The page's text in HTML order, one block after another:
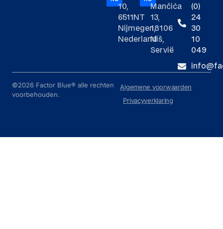
10,
6511NT
Nijmegen,
Nederland
Mančića
13,
18106
Niš,
Servië
(0)
24
30
10
049
©2026 Factor Blue® alle rechten
voorbehouden.
Algemene voorwaarden
Privacyverklaring